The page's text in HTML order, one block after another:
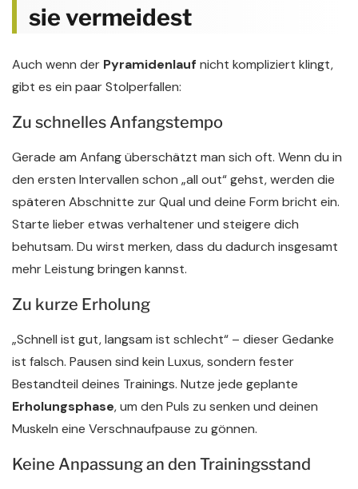
sie vermeidest
Auch wenn der Pyramidenlauf nicht kompliziert klingt,
gibt es ein paar Stolperfallen:
Zu schnelles Anfangstempo
Gerade am Anfang überschätzt man sich oft. Wenn du in
den ersten Intervallen schon „all out“ gehst, werden die
späteren Abschnitte zur Qual und deine Form bricht ein.
Starte lieber etwas verhaltener und steigere dich
behutsam. Du wirst merken, dass du dadurch insgesamt
mehr Leistung bringen kannst.
Zu kurze Erholung
„Schnell ist gut, langsam ist schlecht“ – dieser Gedanke
ist falsch. Pausen sind kein Luxus, sondern fester
Bestandteil deines Trainings. Nutze jede geplante
Erholungsphase, um den Puls zu senken und deinen
Muskeln eine Verschnaufpause zu gönnen.
Keine Anpassung an den Trainingsstand